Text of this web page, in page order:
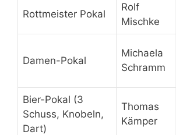
Rottmeister Pokal
Rolf
Mischke
Damen-Pokal
Michaela
Schramm
Bier-Pokal (3
Schuss, Knobeln,
Dart)
Thomas
Kämper